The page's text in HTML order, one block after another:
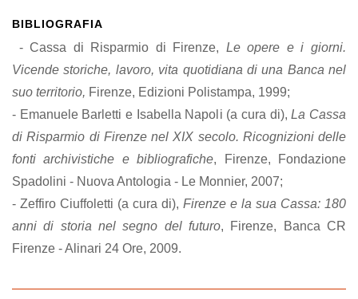
BIBLIOGRAFIA
- Cassa di Risparmio di Firenze, Le opere e i giorni.
Vicende storiche, lavoro, vita quotidiana di una Banca nel
suo territorio, Firenze, Edizioni Polistampa, 1999;
- Emanuele Barletti e Isabella Napoli (a cura di),La Cassa
di Risparmio di Firenze nel XIX secolo. Ricognizioni delle
fonti archivistiche e bibliografiche, Firenze, Fondazione
Spadolini - Nuova Antologia - Le Monnier, 2007;
- Zeffiro Ciuffoletti (a cura di), Firenze e la sua Cassa: 180
anni di storia nel segno del futuro, Firenze, Banca CR
Firenze - Alinari 24 Ore, 2009.